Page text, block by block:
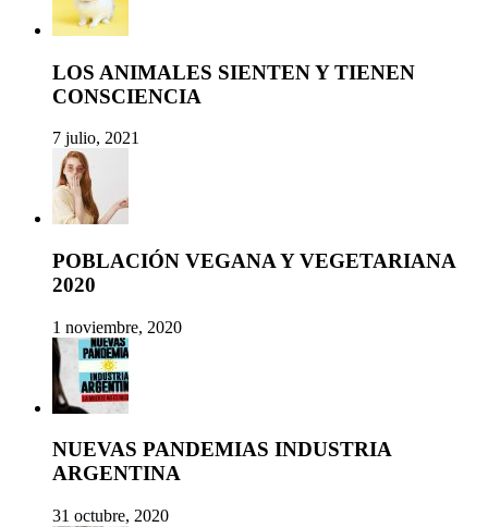
LOS ANIMALES SIENTEN Y TIENEN
CONSCIENCIA
7 julio, 2021
POBLACIÓN VEGANA Y VEGETARIANA
2020
1 noviembre, 2020
NUEVAS PANDEMIAS INDUSTRIA
ARGENTINA
31 octubre, 2020